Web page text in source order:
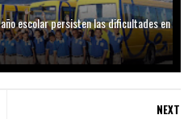
escolar persisten las dificultades en
NEXT